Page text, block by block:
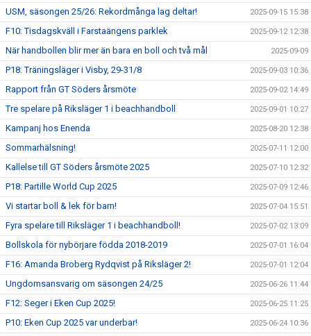
USM, säsongen 25/26: Rekordmånga lag deltar! 2025-09-15 15:38
F10: Tisdagskväll i Farstaängens parklek 2025-09-12 12:38
När handbollen blir mer än bara en boll och två mål 2025-09-09
P18: Träningsläger i Visby, 29-31/8 2025-09-03 10:36
Rapport från GT Söders årsmöte 2025-09-02 14:49
Tre spelare på Riksläger 1 i beachhandboll 2025-09-01 10:27
Kampanj hos Enenda 2025-08-20 12:38
Sommarhälsning! 2025-07-11 12:00
Kallelse till GT Söders årsmöte 2025 2025-07-10 12:32
P18: Partille World Cup 2025 2025-07-09 12:46
Vi startar boll & lek för barn! 2025-07-04 15:51
Fyra spelare till Riksläger 1 i beachhandboll! 2025-07-02 13:09
Bollskola för nybörjare födda 2018-2019 2025-07-01 16:04
F16: Amanda Broberg Rydqvist på Riksläger 2! 2025-07-01 12:04
Ungdomsansvarig om säsongen 24/25 2025-06-26 11:44
F12: Seger i Eken Cup 2025! 2025-06-25 11:25
P10: Eken Cup 2025 var underbar! 2025-06-24 10:36